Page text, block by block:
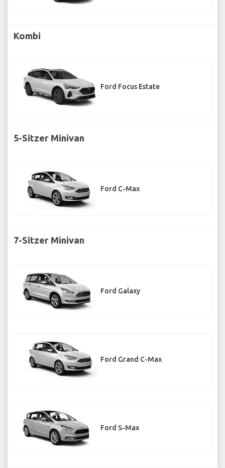
Kombi
Ford Focus Estate
5-Sitzer Minivan
Ford C-Max
7-Sitzer Minivan
Ford Galaxy
Ford Grand C-Max
Ford S-Max